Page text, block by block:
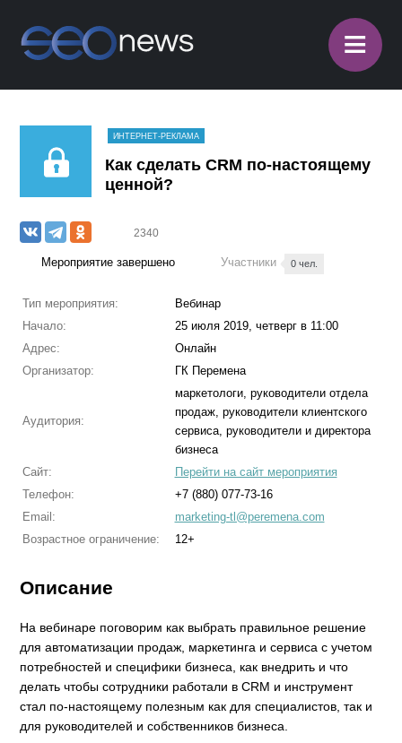
≡
ИНТЕРНЕТ-РЕКЛАМА
Как сделать CRM по-настоящему
ценной?
2340
Мероприятие завершено Участники 0 чел.
Тип мероприятия:
Вебинар
Начало:
25 июля 2019, четверг в 11:00
Адрес:
Онлайн
Организатор:
ГК Перемена
Аудитория:
маркетологи, руководители отдела
продаж, руководители клиентского
сервиса, руководители и директора
бизнеса
Сайт:
Перейти на сайт мероприятия
Телефон:
+7 (880) 077-73-16
Email:
marketing-tl@peremena.com
Возрастное ограничение:
12+
Описание
На вебинаре поговорим как выбрать правильное решение
для автоматизации продаж, маркетинга и сервиса с учетом
потребностей и специфики бизнеса, как внедрить и что
делать чтобы сотрудники работали в CRM и инструмент
стал по-настоящему полезным как для специалистов, так и
для руководителей и собственников бизнеса.